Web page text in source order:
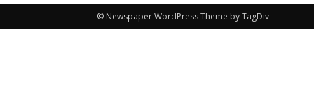
© Newspaper WordPress Theme by TagDiv